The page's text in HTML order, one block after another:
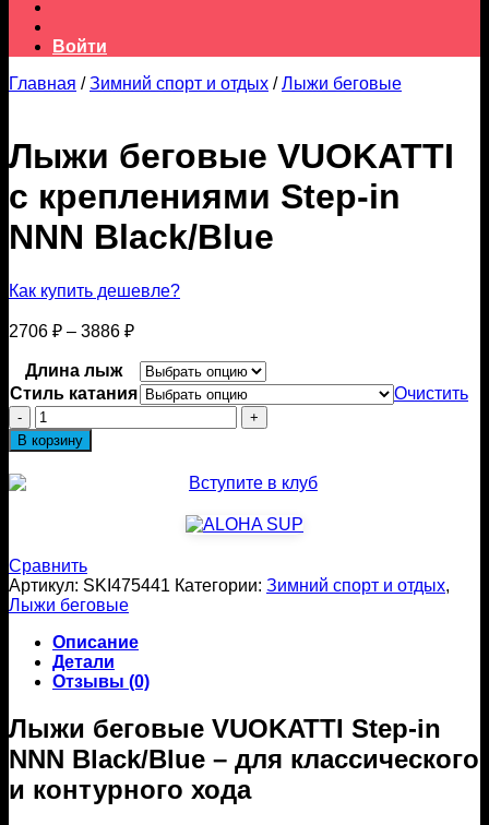
Войти
Главная / Зимний спорт и отдых / Лыжи беговые
Лыжи беговые VUOKATTI
с креплениями Step-in
NNN Black/Blue
Как купить дешевле?
2706 ₽ – 3886 ₽Диапазон
2706 ₽
–
3886 ₽
Длина лыж
Стиль катания
Очистить
Количество
товара
Лыжи
in
NNN
Black/Blue
В корзину
Сравнить
Артикул: SKI475441 Категории: Зимний спорт и отдых,
Лыжи беговые
Описание
Детали
Отзывы (0)
Лыжи беговые VUOKATTI Step-in
NNN Black/Blue – для классического
и контурного хода